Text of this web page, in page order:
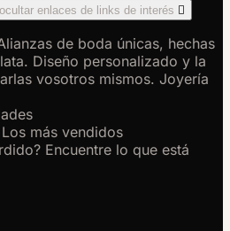
enlaces de links de interés 
de boda únicas, hechas
Diseño personalizado y la
vosotros mismos. Joyería
Los más vendidos
Encuentre lo que está